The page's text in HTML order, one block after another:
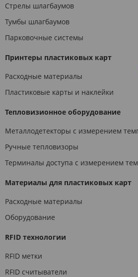
Стрелы шлагбаумов
Тумбы шлагбаумов
Парковочные системы
Принтеры пластиковых карт
Расходные материалы
Пластиковые карты и наклейки
Тепловизионное оборудование
Металлодетекторы с измерением
Ручные тепловизоры
Терминалы доступа с измерением
Материалы для пластиковых карт
Расходные материалы
Оборудование
RFID технологии
RFID метки
RFID считыватели